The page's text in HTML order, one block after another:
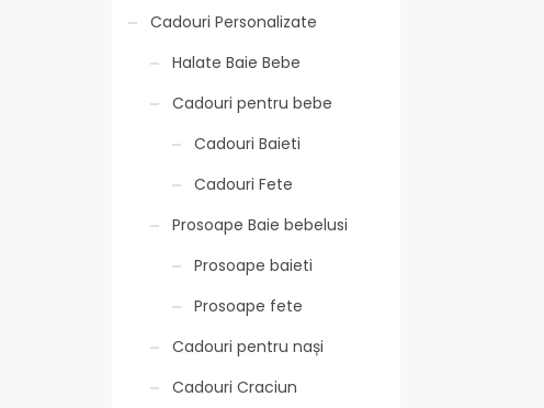
Cadouri Personalizate
Halate Baie Bebe
Cadouri pentru bebe
Cadouri Baieti
Cadouri Fete
Prosoape Baie bebelusi
Prosoape baieti
Prosoape fete
Cadouri pentru nași
Cadouri Craciun